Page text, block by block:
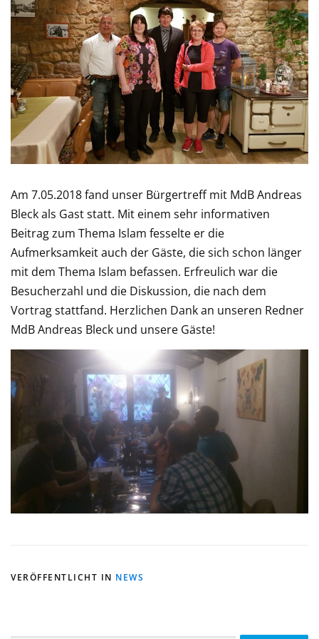
Am 7.05.2018 fand unser Bürgertreff mit MdB Andreas
Bleck als Gast statt. Mit einem sehr informativen
Beitrag zum Thema Islam fesselte er die
Aufmerksamkeit auch der Gäste, die sich schon länger
mit dem Thema Islam befassen. Erfreulich war die
Besucherzahl und die Diskussion, die nach dem
Vortrag stattfand. Herzlichen Dank an unseren Redner
MdB Andreas Bleck und unsere Gäste!
VERÖFFENTLICHT IN NEWS